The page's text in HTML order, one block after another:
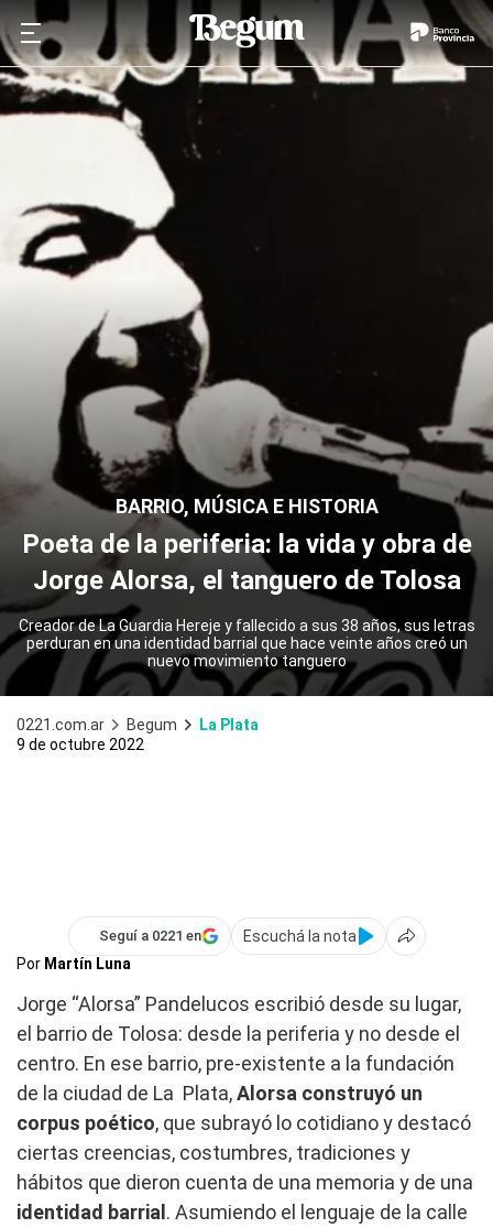
BARRIO, MÚSICA E HISTORIA
Poeta de la periferia: la vida y obra de
Jorge Alorsa, el tanguero de Tolosa
Creador de La Guardia Hereje y fallecido a sus 38 años, sus letras
perduran en una identidad barrial que hace veinte años creó un
nuevo movimiento tanguero
0221.com.ar Begum
La Plata
9 de octubre 2022
Seguí a 0221 en
Escuchá la nota
Por Martín Luna
Jorge “Alorsa” Pandelucos escribió desde su lugar,
el barrio de Tolosa: desde la periferia y no desde el
centro. En ese barrio, pre-existente a la fundación
de la ciudad de La Plata,Alorsa construyó un
corpus poético, que subrayó lo cotidiano y destacó
ciertas creencias, costumbres, tradiciones y
hábitos que dieron cuenta de una memoria y de una
identidad barrial. Asumiendo el lenguaje de la calle